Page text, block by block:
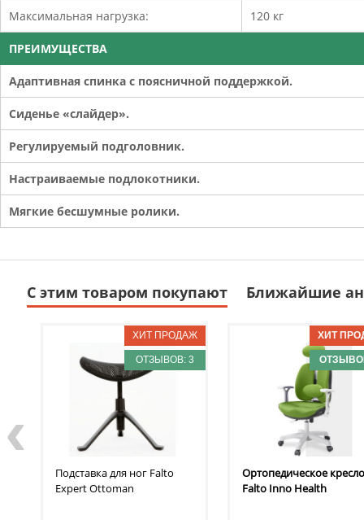
Максимальная нагрузка: 120 кг
ПРЕИМУЩЕСТВА
Адаптивная спинка с поясничной поддержкой.
Сиденье «слайдер».
Регулируемый подголовник.
Настраиваемые подлокотники.
Мягкие бесшумные ролики.
С этим товаром покупают Ближайшие
ОТЗЫВОВ: 3
Подставка для ног Falto
Expert Ottoman
Ортопедическое кресло
Falto Inno Health
‹